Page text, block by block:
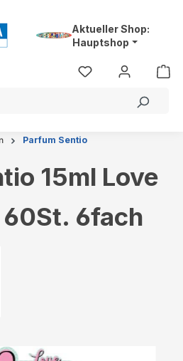
Aktueller Shop:
Hauptshop
Parfum Sentio
15ml Love
6fach